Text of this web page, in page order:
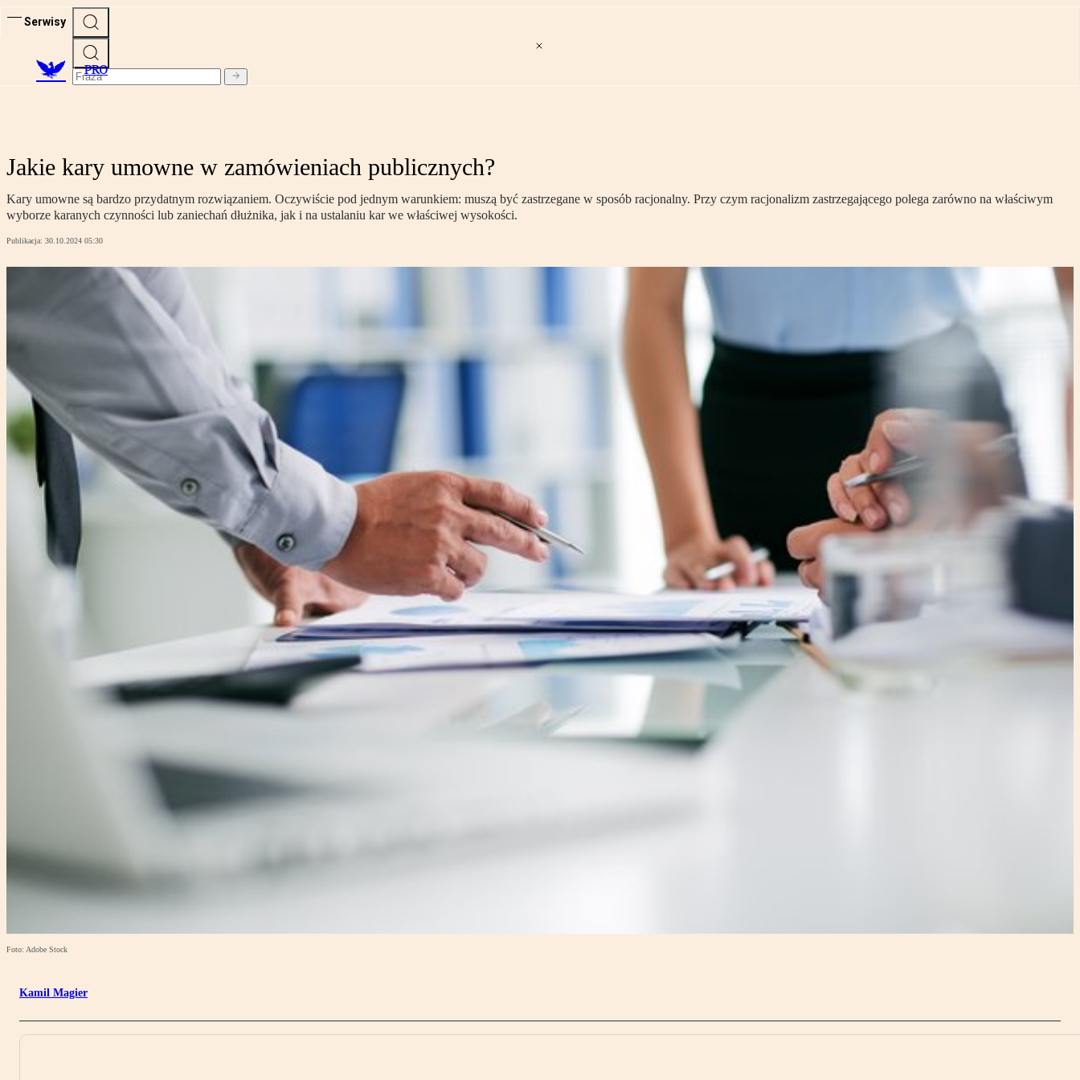
Serwisy
PRO
Jakie kary umowne w zamówieniach publicznych?
Kary umowne są bardzo przydatnym rozwiązaniem. Oczywiście pod jednym warunkiem: muszą być zastrzegane w sposób racjonalny. Przy czym racjonalizm zastrzegającego polega zarówno na właściwym
wyborze karanych czynności lub zaniechań dłużnika, jak i na ustalaniu kar we właściwej wysokości.
Publikacja: 30.10.2024 05:30
Foto: Adobe Stock
Kamil Magier